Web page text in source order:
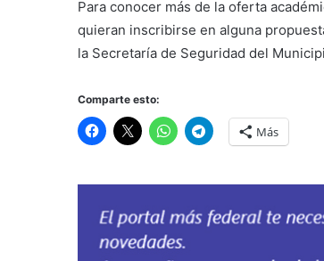
Para conocer más de la oferta
quieran inscribirse en alguna
la Secretaría de Seguridad del
Comparte esto:
Más